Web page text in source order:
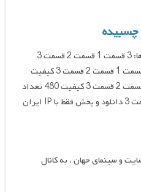
کیفیت HQ_1080 تعداد قسمت‌ها: 3 قسمت 1 قسمت 2 قسمت 3
کیفیت 1080 تعداد قسمت‌ها: 3 قسمت 1 قسمت 2 قسمت 3 کیفیت
720 تعداد قسمت‌ها: 3 قسمت 1 قسمت 2 قسمت 3 کیفیت 480 تعداد
قسمت‌ها: 3 قسمت 1 قسمت 2 قسمت 3 دانلود و پخش فقط با IP ایران
و سینمای جهان ، به کانال